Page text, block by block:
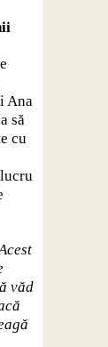
Ana
să
cu
văd